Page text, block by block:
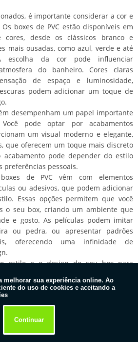
é importante considerar a cor e
boxes de PVC estão disponíveis em
desde os clássicos branco e
mais ousadas, como azul, verde e até
escolha da cor pode influenciar
do banheiro. Cores claras
de espaço e luminosidade,
podem adicionar um toque de
desempenham um papel importante
pode optar por acabamentos
um visual moderno e elegante,
que oferecem um toque mais discreto
acabamento pode depender do estilo
preferências pessoais.
de PVC vêm com elementos
ou adesivos, que podem adicionar
Essas opções permitem que você
o seu box, criando um ambiente que
e gosto. As películas podem imitar
ou pedra, ou apresentar padrões
oferecendo uma infinidade de
estilo e o design do seu box para
de que o modelo escolhido atenda às
e que seja fácil de usar e manter.
e funcionalidade pode transformar
bonito e prático.
melhorar sua experiência online. Ao
do uso de cookies e aceitando a
Continuar